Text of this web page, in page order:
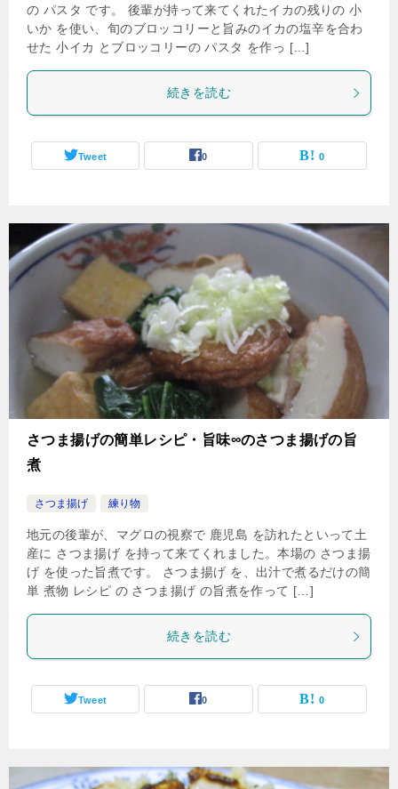
の パスタ です。 後輩が持って来てくれたイカの残りの 小
いか を使い、旬のブロッコリーと旨みのイカの塩辛を合わ
せた 小イカ とブロッコリーの パスタ を作っ […]
続きを読む
Tweet 0 0
さつま揚げの簡単レシピ・旨味∞のさつま揚げの旨
煮
さつま揚げ 練り物
地元の後輩が、マグロの視察で 鹿児島 を訪れたといって土
産に さつま揚げ を持って来てくれました。本場の さつま揚
げ を使った旨煮です。 さつま揚げ を、出汁で煮るだけの簡
単 煮物 レシピ の さつま揚げ の旨煮を作って […]
続きを読む
Tweet 0 0